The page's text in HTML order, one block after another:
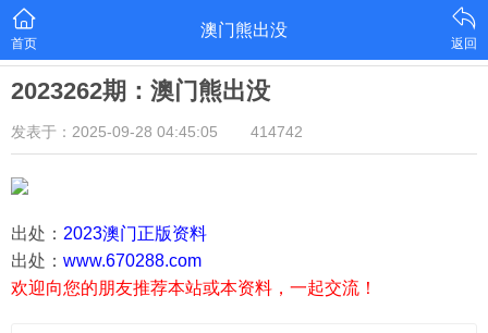
首页
澳门熊出没
返回
2023262期：澳门熊出没
发表于：2025-09-28 04:45:05 414742
出处： 2023澳门正版资料
出处： www.670288.com
欢迎向您的朋友推荐本站或本资料，一起交流！